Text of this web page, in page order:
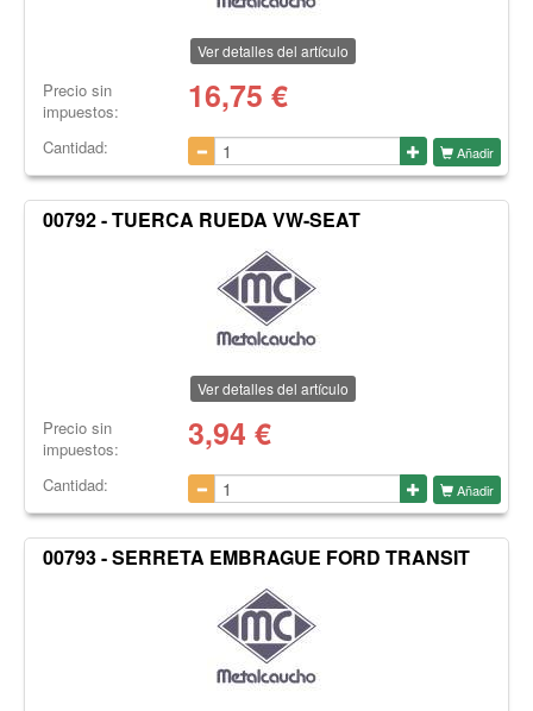
Ver detalles del artículo
Precio sin
impuestos:
16,75 €
Cantidad: Añadir
00792 - TUERCA RUEDA VW-SEAT
Ver detalles del artículo
Precio sin
impuestos:
3,94 €
Cantidad: Añadir
00793 - SERRETA EMBRAGUE FORD TRANSIT